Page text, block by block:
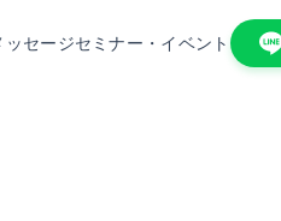
ッセージセミナー・イベント